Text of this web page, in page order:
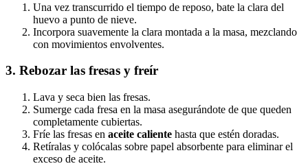
Una vez transcurrido el tiempo de reposo, bate la clara del
huevo a punto de nieve.
Incorpora suavemente la clara montada a la masa, mezclando
con movimientos envolventes.
3. Rebozar las fresas y freír
Lava y seca bien las fresas.
Sumerge cada fresa en la masa asegurándote de que queden
completamente cubiertas.
Fríe las fresas en aceite caliente hasta que estén doradas.
Retíralas y colócalas sobre papel absorbente para eliminar el
exceso de aceite.